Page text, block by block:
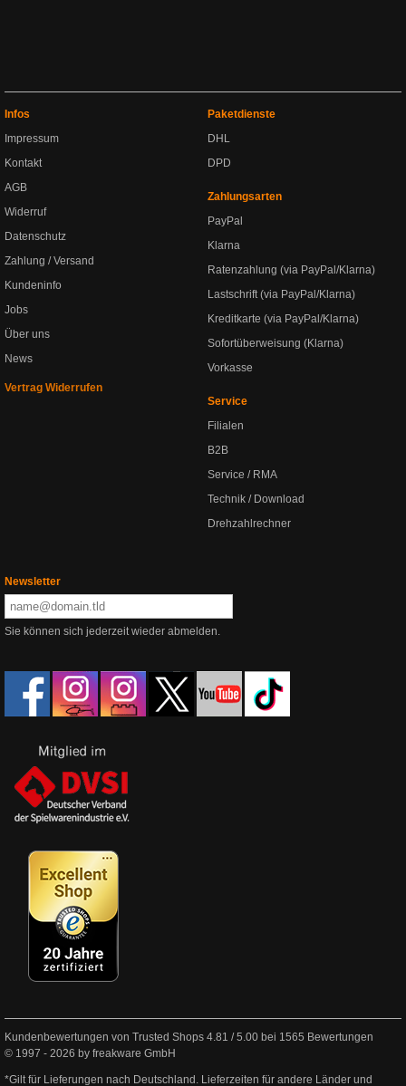
Infos
Impressum
Kontakt
AGB
Widerruf
Datenschutz
Zahlung / Versand
Kundeninfo
Jobs
Über uns
News
Vertrag Widerrufen
Paketdienste
DHL
DPD
Zahlungsarten
PayPal
Klarna
Ratenzahlung (via PayPal/Klarna)
Lastschrift (via PayPal/Klarna)
Kreditkarte (via PayPal/Klarna)
Sofortüberweisung (Klarna)
Vorkasse
Service
Filialen
B2B
Service / RMA
Technik / Download
Drehzahlrechner
Newsletter
Sie können sich jederzeit wieder abmelden.
Kundenbewertungen von Trusted Shops 4.81 /5.00 bei 1565 Bewertungen
© 1997 - 2026 by freakware GmbH
*Gilt für Lieferungen nach Deutschland. Lieferzeiten für andere Länder und